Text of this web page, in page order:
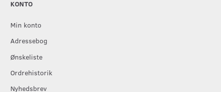
KONTO
Min konto
Adressebog
Ønskeliste
Ordrehistorik
Nyhedsbrev